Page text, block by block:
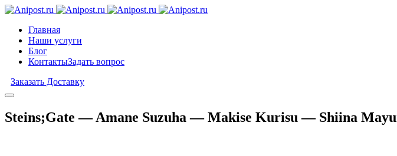
Главная
Наши услуги
Блог
КонтактыЗадать вопрос
Заказать Доставку
Steins;Gate — Amane Suzuha — Makise Kurisu — Shiina